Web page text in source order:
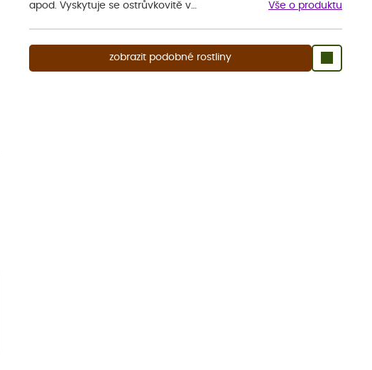
apod. Vyskytuje se ostrůvkovitě v…
Vše o produktu
zobrazit podobné rostliny